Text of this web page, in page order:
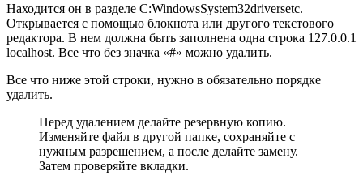
Находится он в разделе C:WindowsSystem32driversetc.
Открывается с помощью блокнота или другого текстового
редактора. В нем должна быть заполнена одна строка 127.0.0.1
localhost. Все что без значка «#» можно удалить.
Все что ниже этой строки, нужно в обязательно порядке
удалить.
Перед удалением делайте резервную копию.
Изменяйте файл в другой папке, сохраняйте с
нужным разрешением, а после делайте замену.
Затем проверяйте вкладки.